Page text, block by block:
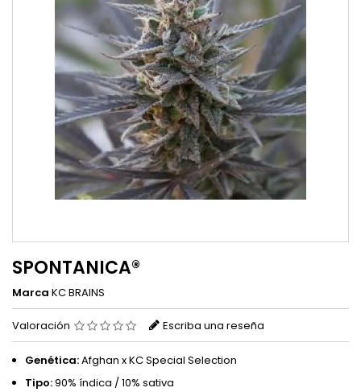
SPONTANICA®
Marca KC BRAINS
Valoración Escriba una reseña
Genética:Afghan x KC Special Selection
Tipo:90% índica / 10% sativa